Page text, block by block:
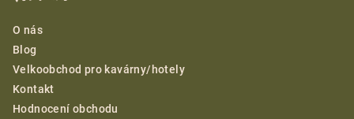
O nás
Blog
Velkoobchod pro kavárny/hotely
Kontakt
Hodnocení obchodu